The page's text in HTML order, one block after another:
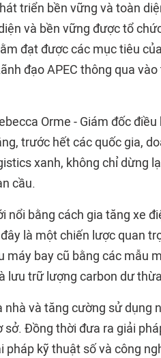
triển bền vững và toàn
và bền vững được tổ
đạt được các mục tiêu của
đạo APEC thông qua
Orme - Giám đốc điều
trước hết các quốc gia,
xanh, không chỉ dừng
cầu.
nổi bằng cách gia tăng xe
là một chiến lược quan
máy bay cũ bằng các mẫu
lưu trữ lượng carbon dư
và tăng cường sử dụng
sở. Đồng thời đưa ra giải
pháp kỹ thuật số và công